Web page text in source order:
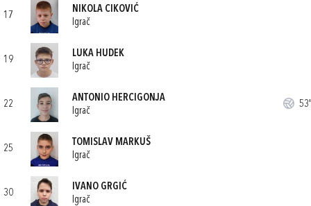
17
NIKOLA CIKOVIĆ
Igrač
19
LUKA HUDEK
Igrač
22
ANTONIO HERCIGONJA
Igrač
53'
25
TOMISLAV MARKUŠ
Igrač
30
IVANO GRGIĆ
Igrač